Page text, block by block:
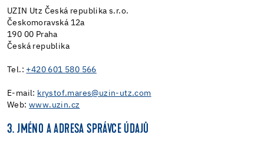
UZIN Utz Česká republika s.r.o.
Českomoravská 12a
190 00 Praha
Česká republika
Tel.: +420 601 580 566
E-mail: krystof.mares@uzin-utz.com
Web: www.uzin.cz
3. JMÉNO A ADRESA SPRÁVCE ÚDAJŮ